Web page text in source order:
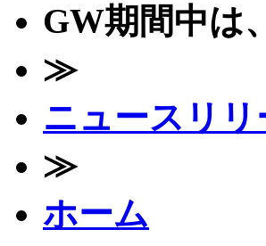
GW期間中は
≫
ニュースリリ
≫
ホーム